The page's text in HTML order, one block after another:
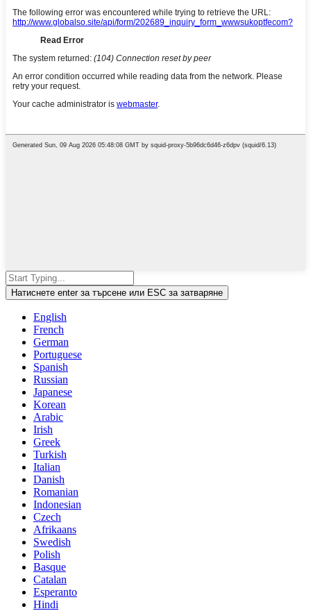
Натиснете enter за търсене или ESC за затваряне
English
French
German
Portuguese
Spanish
Russian
Japanese
Korean
Arabic
Irish
Greek
Turkish
Italian
Danish
Romanian
Indonesian
Czech
Afrikaans
Swedish
Polish
Basque
Catalan
Esperanto
Hindi